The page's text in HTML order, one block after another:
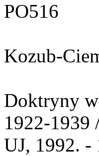
PO516
Kozub-
Doktryny
1922-1939
UJ, 1992. -